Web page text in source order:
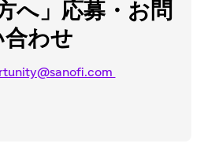
へ」応募・お問
合わせ